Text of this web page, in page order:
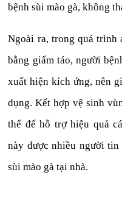
bệnh sùi mào gà, không
Ngoài ra, trong quá trình
bằng giấm táo, người
xuất hiện kích ứng, nên
dụng. Kết hợp vệ sinh
thể để hỗ trợ hiệu quả
này được nhiều người
sùi mào gà tại nhà.